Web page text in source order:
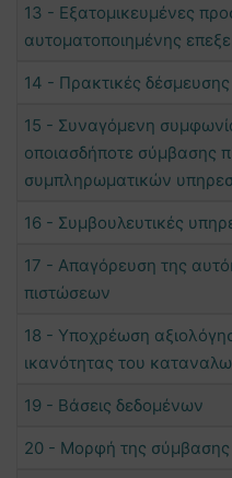
13 - Εξατομικευμένες
αυτοματοποιημένης
14 - Πρακτικές
15 - Συναγόμενη
οποιασδήποτε σύμβασης
συμπληρωματικών
16 - Συμβουλευτικές
17 - Απαγόρευση της
πιστώσεων
18 - Υποχρέωση
ικανότητας του
19 - Βάσεις δεδομένων
20 - Μορφή της σύμβασης